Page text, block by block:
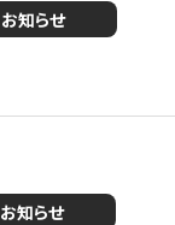
お知らせ
お知らせ